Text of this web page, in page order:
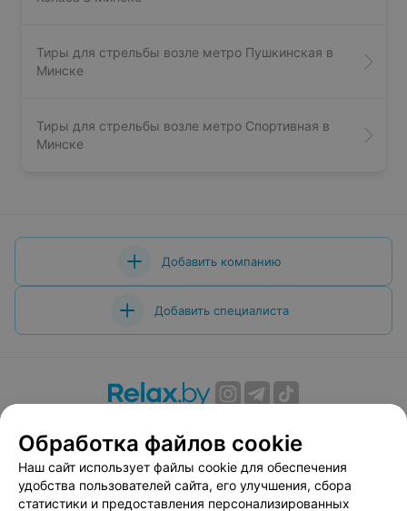
Тиры для стрельбы возле метро Пушкинская в
Минске
Тиры для стрельбы возле метро Спортивная в
Минске
Добавить компанию
Добавить специалиста
Вакансии
Публичный договор
Способы оплаты
Публичный договор по использованию сервиса
«Афиша»
Обработка файлов cookie
Наш сайт использует файлы cookie для обеспечения
удобства пользователей сайта, его улучшения, сбора
статистики и предоставления персонализированных